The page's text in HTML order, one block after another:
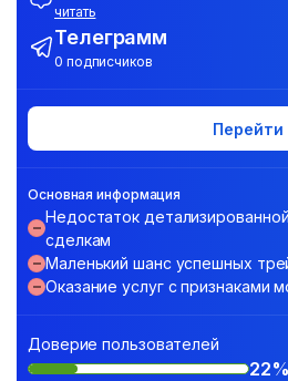
читать
Телеграмм
0 подписчиков
Основная информация
Недостаток
сделкам
Маленький шанс успешных
Оказание услуг с признаками
Перейти
Доверие пользователей
22%